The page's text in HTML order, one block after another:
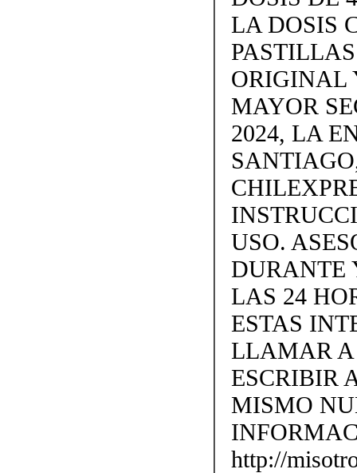
LA DOSIS
ORIGINAL
MAYOR
2024, LA
USO.
DURANTE
LAS 24
ESTAS
LLAMAR A
ESCRIBIR
MISMO
http://